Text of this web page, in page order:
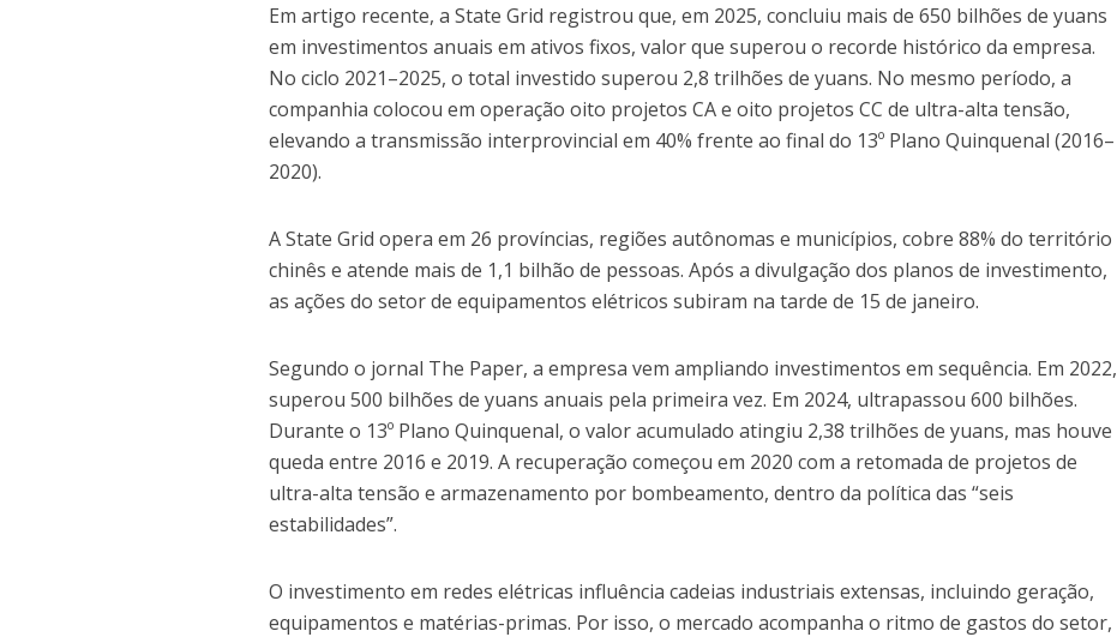
Em artigo recente, a State Grid registrou que, em 2025, concluiu mais de 650 bilhões de yuans
em investimentos anuais em ativos fixos, valor que superou o recorde histórico da empresa.
No ciclo 2021–2025, o total investido superou 2,8 trilhões de yuans. No mesmo período, a
companhia colocou em operação oito projetos CA e oito projetos CC de ultra-alta tensão,
elevando a transmissão interprovincial em 40% frente ao final do 13º Plano Quinquenal (2016–
2020).
A State Grid opera em 26 províncias, regiões autônomas e municípios, cobre 88% do território
chinês e atende mais de 1,1 bilhão de pessoas. Após a divulgação dos planos de investimento,
as ações do setor de equipamentos elétricos subiram na tarde de 15 de janeiro.
Segundo o jornal The Paper, a empresa vem ampliando investimentos em sequência. Em 2022,
superou 500 bilhões de yuans anuais pela primeira vez. Em 2024, ultrapassou 600 bilhões.
Durante o 13º Plano Quinquenal, o valor acumulado atingiu 2,38 trilhões de yuans, mas houve
queda entre 2016 e 2019. A recuperação começou em 2020 com a retomada de projetos de
ultra-alta tensão e armazenamento por bombeamento, dentro da política das “seis
estabilidades”.
O investimento em redes elétricas influência cadeias industriais extensas, incluindo geração,
equipamentos e matérias-primas. Por isso, o mercado acompanha o ritmo de gastos do setor,